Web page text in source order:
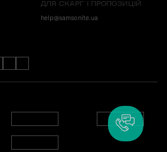
ДЛЯ СКАРГ І ПРОПОЗИЦІЙ
help@samsonite.ua